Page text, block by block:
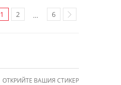
1 2 … 6
ОТКРИЙТЕ ВАШИЯ СТИКЕР